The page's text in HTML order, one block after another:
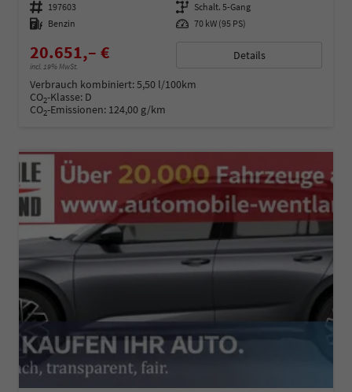
Fahrzeugnummer 197603 Getriebe Schalt. 5-Gang
Kraftstoff Benzin Leistung 70 kW (95 PS)
20.651,– €
incl. 19% MwSt.
Details
Verbrauch kombiniert:5,50 l/100km
CO2-Klasse: D
CO2-Emissionen: 124,00 g/km